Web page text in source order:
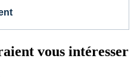
vous intéresser